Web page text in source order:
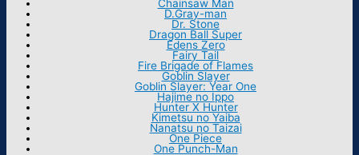
Chainsaw Man
D.Gray-man
Dr. Stone
Dragon Ball Super
Edens Zero
Fairy Tail
Fire Brigade of Flames
Goblin Slayer
Goblin Slayer: Year One
Hajime no Ippo
Hunter X Hunter
Kimetsu no Yaiba
Nanatsu no Taizai
One Piece
One Punch-Man